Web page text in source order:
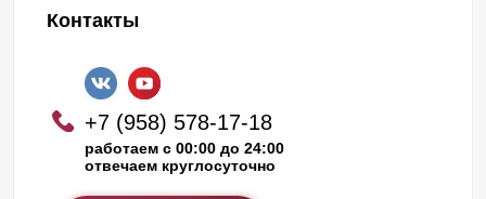
Контакты
+7 (958) 578-17-18
работаем с 00:00 до 24:00
отвечаем круглосуточно